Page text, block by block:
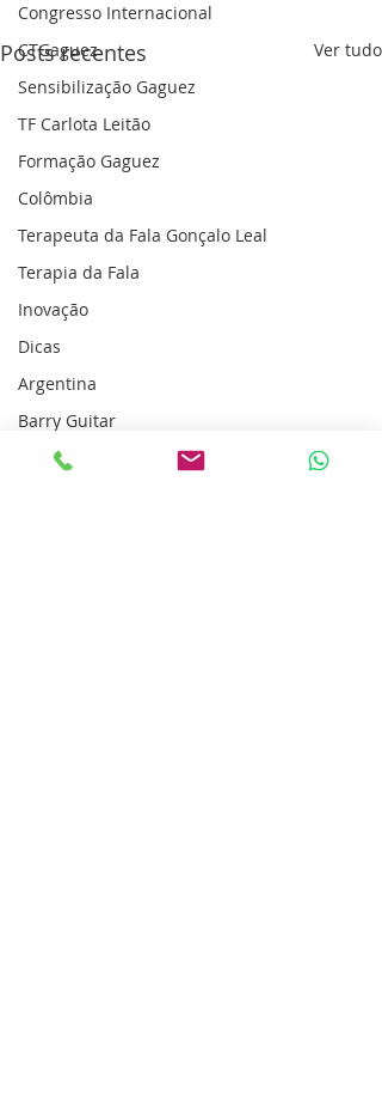
Congresso Internacional
CTGaguez
Sensibilização Gaguez
TF Carlota Leitão
Formação Gaguez
Colômbia
Terapeuta da Fala Gonçalo Leal
Terapia da Fala
Inovação
Dicas
Argentina
Barry Guitar
Neurovida
Posts recentes Ver tudo